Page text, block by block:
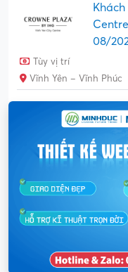
08/
Tùy vị trí
Vĩnh Yên – Vĩnh Phúc